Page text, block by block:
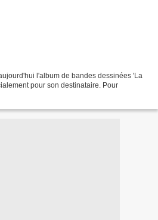
l'album de bandes dessinées 'La
pour son destinataire. Pour